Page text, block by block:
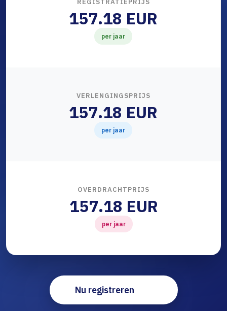
REGISTRATIEPRIJS
157.18 EUR
per jaar
VERLENGINGSPRIJS
157.18 EUR
per jaar
OVERDRACHTPRIJS
157.18 EUR
per jaar
Nu registreren